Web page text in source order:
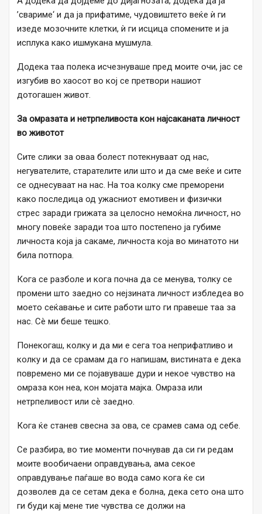
’свариме‘ и да ја прифатиме, чудовиштето веќе ѝ ги
изеде мозочните клетки, ѝ ги исцица спомените и ја
исплука како ишмукана мушмула.
Додека таа полека исчезнуваше пред моите очи, јас се
изгубив во хаосот во кој се претвори нашиот
дотогашен живот.
За омразата и нетрпеливоста кон најсаканата личност
во животот
Сите слики за оваа болест потекнуваат од нас,
негувателите, старателите или што и да сме веќе и сите
се однесуваат на нас. На тоа колку сме преморени
како последица од ужасниот емотивен и физички
стрес заради грижата за целосно немоќна личност, но
многу повеќе заради тоа што постепено ја губиме
личноста која ја сакаме, личноста која во минатото ни
била потпора.
Кога се разболе и кога почна да се менува, толку се
промени што заедно со нејзината личност избледеа во
моето сеќавање и сите работи што ги правеше таа за
нас. Сè ми беше тешко.
Понекогаш, колку и да ми е сега тоа неприфатливо и
колку и да се срамам да го напишам, вистината е дека
повремено ми се појавуваше дури и некое чувство на
омраза кон неа, кон мојата мајка. Омраза или
нетрпеливост или сѐ заедно.
Кога ќе станев свесна за ова, се срамев сама од себе.
Се разбира, во тие моменти почнував да си ги редам
моите вообичаени оправдувања, ама секое
оправдување паѓаше во вода само кога ќе си
дозволев да се сетам дека е болна, дека сето она што
ги буди кај мене тие чувства се должи на